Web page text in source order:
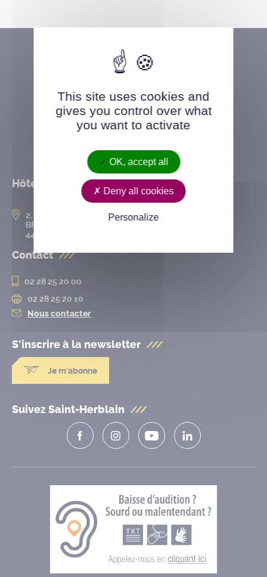
Hôtel de ville
2, rue de l’Hôtel-de-Ville
BP 50167
44802 Saint-Herblain cedex
Contact
02 28 25 20 00
02 28 25 20 10
Nous contacter
S'inscrire à la newsletter
Je m'abonne
Suivez Saint-Herblain
This site uses cookies and
gives you control over what
you want to activate
OK, accept all
Deny all cookies
Personalize